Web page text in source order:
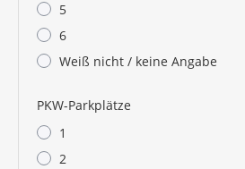
5
6
Weiß nicht / keine Angabe
PKW-Parkplätze
1
2